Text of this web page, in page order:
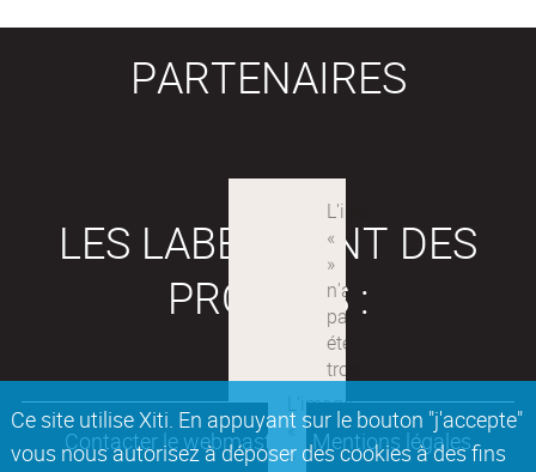
Ce site utilise Xiti. En appuyant sur le bouton "j'accepte"
vous nous autorisez à déposer des cookies à des fins
PARTENAIRES
LES LABEX SONT DES
PROJETS :
Contacter le webmaster Mentions légales